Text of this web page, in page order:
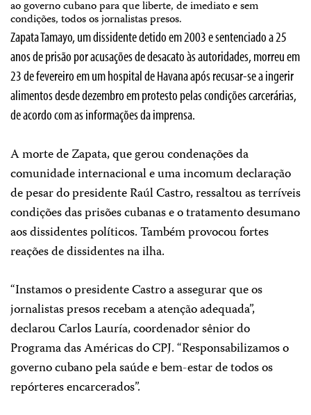
ao governo cubano para que liberte, de imediato e sem
condições, todos os jornalistas presos.
Zapata Tamayo, um dissidente detido em 2003 e sentenciado a 25
anos de prisão por acusações de desacato às autoridades, morreu em
23 de fevereiro em um hospital de Havana após recusar-se a ingerir
alimentos desde dezembro em protesto pelas condições carcerárias,
de acordo com as informações da imprensa.
A morte de Zapata, que gerou condenações da
comunidade internacional e uma incomum declaração
de pesar do presidente Raúl Castro, ressaltou as terríveis
condições das prisões cubanas e o tratamento desumano
aos dissidentes políticos. Também provocou fortes
reações de dissidentes na ilha.
“Instamos o presidente Castro a assegurar que os
jornalistas presos recebam a atenção adequada”,
declarou Carlos Lauría, coordenador sênior do
Programa das Américas do CPJ. “Responsabilizamos o
governo cubano pela saúde e bem-estar de todos os
repórteres encarcerados”.